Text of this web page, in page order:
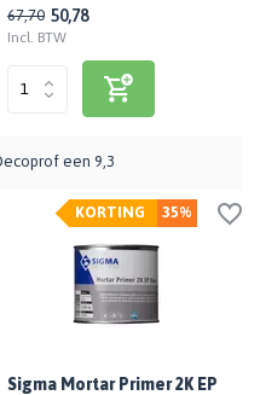
67,70 50,78
Incl. BTW
een 9,3
35%
KORTING
Sigma Mortar Primer 2K EP